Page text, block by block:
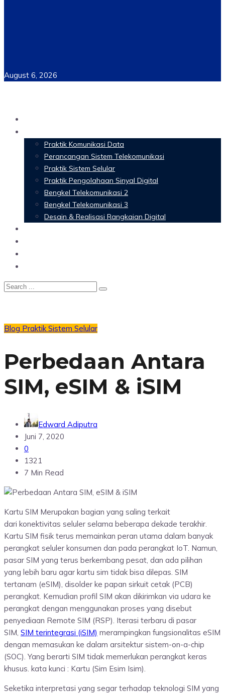
August 6, 2026
Praktik Komunikasi Data
Perancangan Sistem Telekomunikasi
Praktik Sistem Selular
Praktik Pengolahaan Sinyal Digital
Bengkel Telekomunikasi 2
Bengkel Telekomunikasi 3
Desain & Realisasi Rangkaian Digital
Blog Praktik Sistem Selular
Perbedaan Antara
SIM, eSIM & iSIM
Edward Adiputra
Juni 7, 2020
0
1321
7 Min Read
Kartu SIM Merupakan bagian yang saling terkait
dari konektivitas seluler selama beberapa dekade terakhir.
Kartu SIM fisik terus memainkan peran utama dalam banyak
perangkat seluler konsumen dan pada perangkat IoT. Namun,
pasar SIM yang terus berkembang pesat, dan ada pilihan
yang lebih baru agar kartu sim tidak bisa dilepas. SIM
tertanam (eSIM), disolder ke papan sirkuit cetak (PCB)
perangkat. Kemudian profil SIM akan dikirimkan via udara ke
perangkat dengan menggunakan proses yang disebut
penyediaan Remote SIM (RSP). Iterasi terbaru di pasar
SIM, SIM terintegrasi (iSIM) merampingkan fungsionalitas eSIM
dengan memasukan ke dalam arsitektur sistem-on-a-chip
(SOC). Yang berarti SIM tidak memerlukan perangkat keras
khusus. kata kunci : Kartu (Sim Esim Isim).
Seketika interpretasi yang segar terhadap teknologi SIM yang